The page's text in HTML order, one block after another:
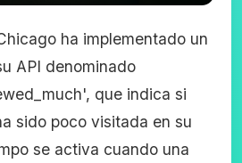
ha implementado un
API denominado
que indica si
sido poco visitada en su
se activa cuando una